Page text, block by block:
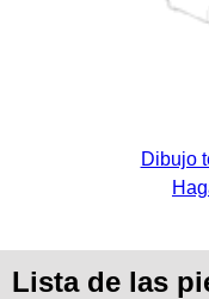
Dibujo
Lista de las